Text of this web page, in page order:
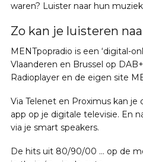
waren? Luister naar hun
Zo kan je luisteren
MENTpopradio is een ‘digital-
Vlaanderen en Brussel op
Radioplayer en de eigen site
Via Telenet en Proximus kan je
app op je digitale televisie. En
via je smart speakers.
De hits uit 80/90/00 … op de